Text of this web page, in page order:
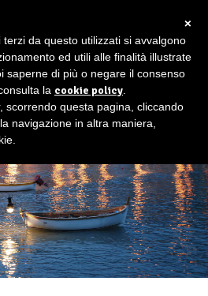
×
da questo utilizzati si avvalgono
ed utili alle finalità illustrate
saperne di più o negare il consenso
la cookie policy
scorrendo questa pagina, cliccando
navigazione in altra maniera,